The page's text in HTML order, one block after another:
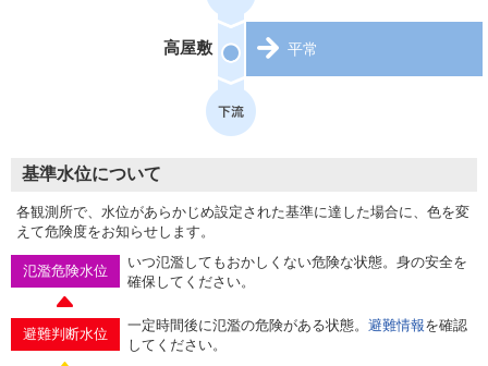
高屋敷 平常
基準水位について
各観測所で、水位があらかじめ設定された基準に達した場合に、色を変
えて危険度をお知らせします。
氾濫危険水位
いつ氾濫してもおかしくない危険な状態。身の安全を
確保してください。
避難判断水位
一定時間後に氾濫の危険がある状態。 避難情報を確認
してください。